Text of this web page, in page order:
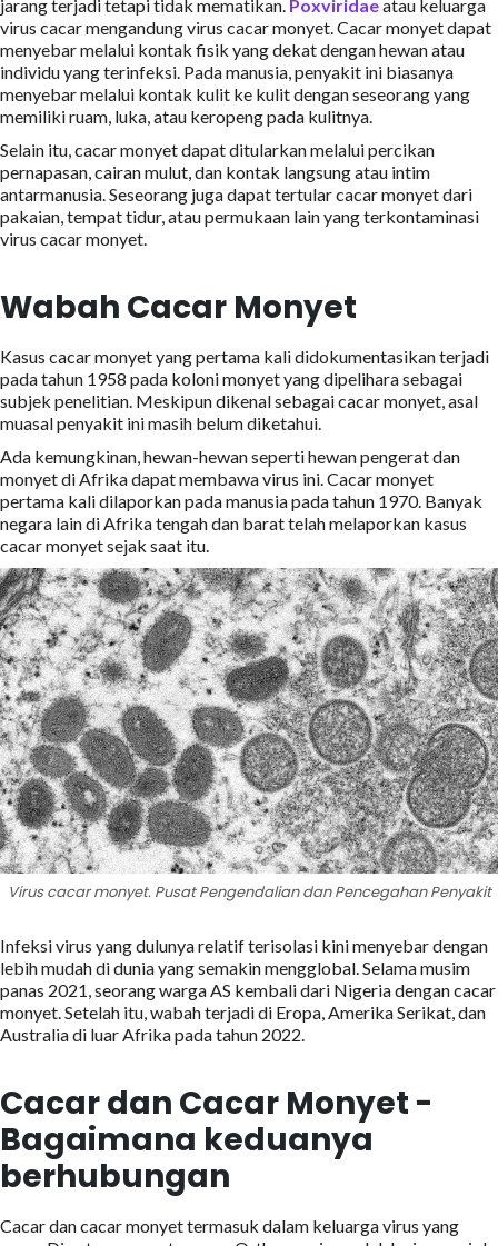
jarang terjadi tetapi tidak mematikan. Poxviridaeatau keluarga
virus cacar mengandung virus cacar monyet. Cacar monyet dapat
menyebar melalui kontak fisik yang dekat dengan hewan atau
individu yang terinfeksi. Pada manusia, penyakit ini biasanya
menyebar melalui kontak kulit ke kulit dengan seseorang yang
memiliki ruam, luka, atau keropeng pada kulitnya.
Selain itu, cacar monyet dapat ditularkan melalui percikan
pernapasan, cairan mulut, dan kontak langsung atau intim
antarmanusia. Seseorang juga dapat tertular cacar monyet dari
pakaian, tempat tidur, atau permukaan lain yang terkontaminasi
virus cacar monyet.
Wabah Cacar Monyet
Kasus cacar monyet yang pertama kali didokumentasikan terjadi
pada tahun 1958 pada koloni monyet yang dipelihara sebagai
subjek penelitian. Meskipun dikenal sebagai cacar monyet, asal
muasal penyakit ini masih belum diketahui.
Ada kemungkinan, hewan-hewan seperti hewan pengerat dan
monyet di Afrika dapat membawa virus ini. Cacar monyet
pertama kali dilaporkan pada manusia pada tahun 1970. Banyak
negara lain di Afrika tengah dan barat telah melaporkan kasus
cacar monyet sejak saat itu.
Virus cacar monyet. Pusat Pengendalian dan Pencegahan Penyakit
Infeksi virus yang dulunya relatif terisolasi kini menyebar dengan
lebih mudah di dunia yang semakin mengglobal. Selama musim
panas 2021, seorang warga AS kembali dari Nigeria dengan cacar
monyet. Setelah itu, wabah terjadi di Eropa, Amerika Serikat, dan
Australia di luar Afrika pada tahun 2022.
Cacar dan Cacar Monyet -
Bagaimana keduanya
berhubungan
Cacar dan cacar monyet termasuk dalam keluarga virus yang